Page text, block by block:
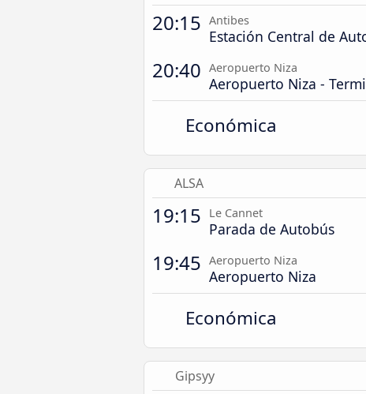
20:15 Antibes
Estación Central de
20:40 Aeropuerto Niza
Aeropuerto Niza -
Económica
ALSA
19:15 Le Cannet
Parada de Autobús
19:45 Aeropuerto Niza
Aeropuerto Niza
Económica
Gipsyy